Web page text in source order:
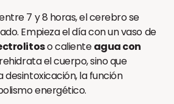
7 y 8 horas, el cerebro se
Empieza el día con un vaso de
o calienteagua con
el cuerpo, sino que
la función
energético.